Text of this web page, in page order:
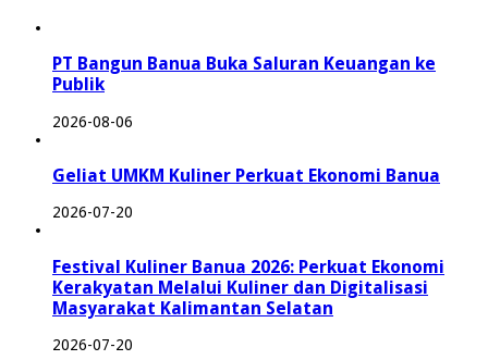
PT Bangun Banua Buka Saluran Keuangan ke
Publik
2026-08-06
Geliat UMKM Kuliner Perkuat Ekonomi Banua
2026-07-20
Festival Kuliner Banua 2026: Perkuat Ekonomi
Kerakyatan Melalui Kuliner dan Digitalisasi
Masyarakat Kalimantan Selatan
2026-07-20